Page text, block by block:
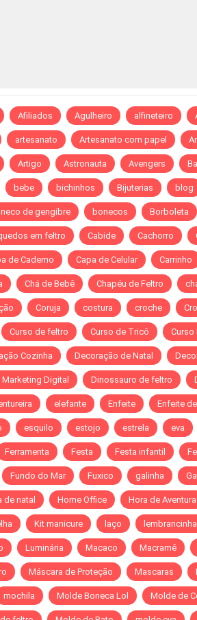
Afiliados Agulheiro alfineteiro
artesanato Artesanato com papel
Artigo Astronauta Avengers
bebe bichinhos Bijuterias blog
de gengibre bonecos Borboleta
em feltro Cabide Cachorro
de Caderno Capa de Celular Carrinho
Chá de Bebê Chapéu de Feltro
Coruja costura croche
Curso de feltro Curso de Tricô Curso
Cozinha Decoração de Natal
Digital Dinossauro de feltro
elefante Enfeite Enfeite
esquilo estojo estrela eva
Ferramenta Festa Festa infantil
Fundo do Mar Fuxico galinha
de natal Home Office Hora de Aventura
Kit manicure laço lembrancinha
Luminária Macaco Macramê
Máscara de Proteção Mascaras
mochila Molde Boneca Lol Molde de